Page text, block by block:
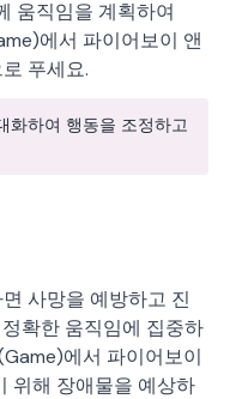
움직임을 계획하여
에서 파이어보이 앤
푸세요.
화하여 행동을 조정하고
사망을 예방하고 진
확한 움직임에 집중하
에서 파이어보이
위해 장애물을 예상하